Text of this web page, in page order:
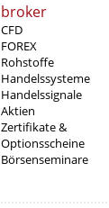
broker
CFD
FOREX
Rohstoffe
Handelssysteme
Handelssignale
Aktien
Zertifikate &
Optionsscheine
Börsenseminare